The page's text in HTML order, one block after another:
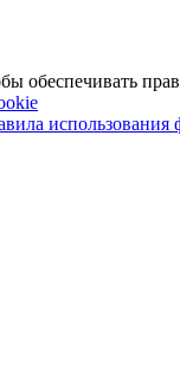
обеспечивать
использования